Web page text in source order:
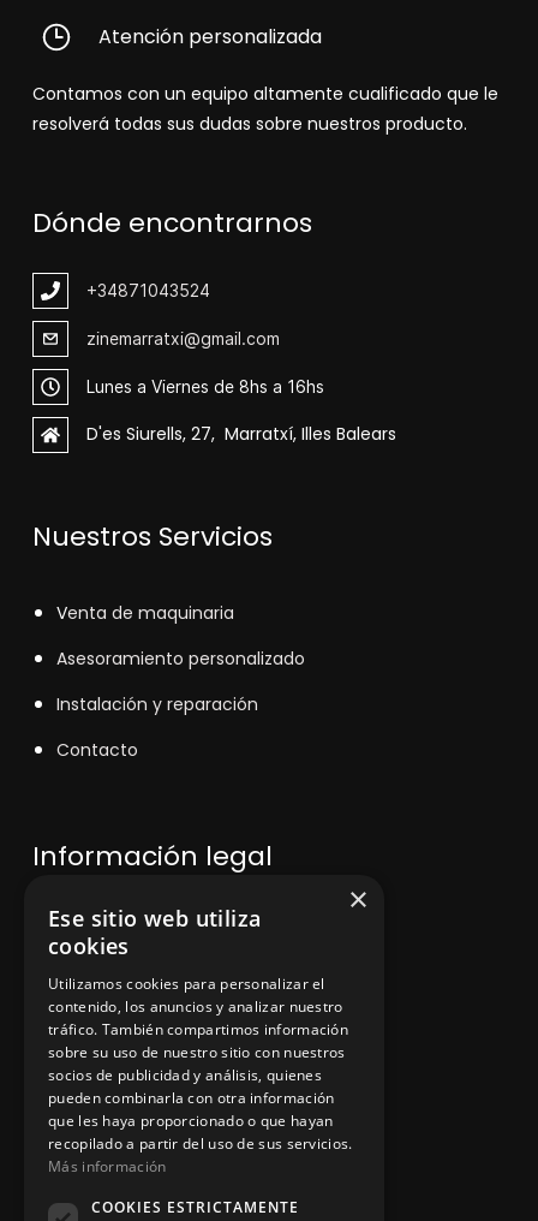
Atención personalizada
Contamos con un equipo altamente cualificado que le
resolverá todas sus dudas sobre nuestros producto.
Dónde encontrarnos
+34871043524
zinemarratxi@gmail.com
Lunes a Viernes de 8hs a 16hs
D'es Siurells, 27, Marratxí, Illes Balears
Nuestros Servicios
Venta de maquinaria
Asesoramiento personalizado
Instalación y reparación
Contacto
Información legal
Política de privacidad
Aviso legal
App Zine Hostelería
×
Ese sitio web utiliza
cookies
Utilizamos cookies para personalizar el
contenido, los anuncios y analizar nuestro
tráfico. También compartimos información
sobre su uso de nuestro sitio con nuestros
socios de publicidad y análisis, quienes
pueden combinarla con otra información
que les haya proporcionado o que hayan
recopilado a partir del uso de sus servicios.
Más información
COOKIES ESTRICTAMENTE